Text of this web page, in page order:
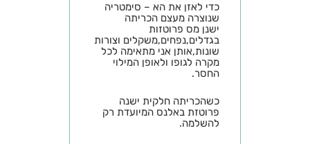
כדי לאזן את הא – סימטריה
שנוצרה מעצם הכריתה
ישנן מס פרוטזות
בגדלים,נפחים,משקלים וצורות
שונות,אותן אני מתאימה לכל
מקרה לגופו ולאופן המילוי
החסר.
כשהכריתה חלקית ישנה
פרוטזת באלנס המיועדת רק
להשלמה.